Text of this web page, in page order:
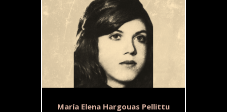
María Elena Hargouas Pellittu